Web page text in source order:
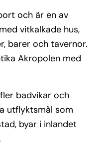
och är en av
vitkalkade hus,
barer och tavernor.
Akropolen med
badvikar och
utflyktsmål som
byar i inlandet